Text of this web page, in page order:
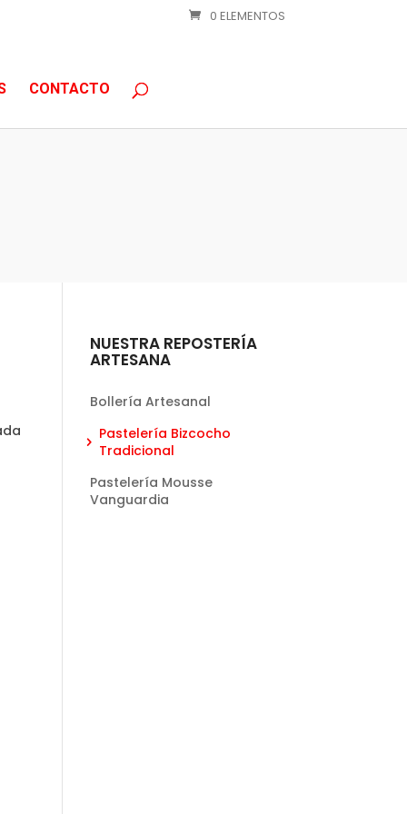
0 ELEMENTOS
CONTACTO
NUESTRA REPOSTERÍA
ARTESANA
Bollería Artesanal
Pastelería Bizcocho
Tradicional
Pastelería Mousse
Vanguardia